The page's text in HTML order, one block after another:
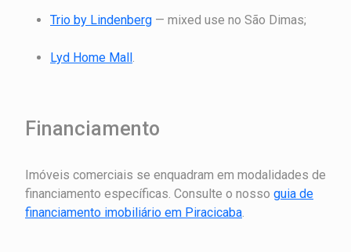
Trio by Lindenberg — mixed use no São Dimas;
Lyd Home Mall.
Financiamento
Imóveis comerciais se enquadram em modalidades de
financiamento específicas. Consulte o nosso guia de
financiamento imobiliário em Piracicaba.